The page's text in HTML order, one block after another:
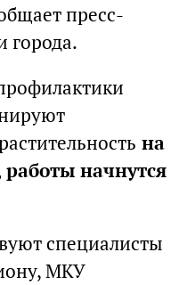
пресс-
города.
на
начнутся
специалисты
МКУ